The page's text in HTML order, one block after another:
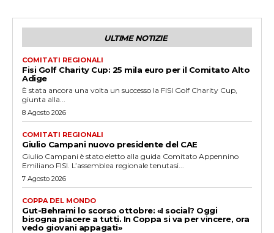
ULTIME NOTIZIE
COMITATI REGIONALI
Fisi Golf Charity Cup: 25 mila euro per il Comitato Alto
Adige
È stata ancora una volta un successo la FISI Golf Charity Cup,
giunta alla...
8 Agosto 2026
COMITATI REGIONALI
Giulio Campani nuovo presidente del CAE
Giulio Campani è stato eletto alla guida Comitato Appennino
Emiliano FISI. L’assemblea regionale tenutasi...
7 Agosto 2026
COPPA DEL MONDO
Gut-Behrami lo scorso ottobre: «I social? Oggi
bisogna piacere a tutti. In Coppa si va per vincere, ora
vedo giovani appagati»